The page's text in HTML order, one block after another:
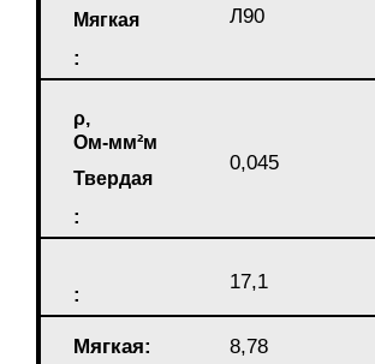
Мягкая
:
Л90
ρ,
Ом-мм²м
Твердая
:
0,045
:
17,1
Мягкая: 8,78